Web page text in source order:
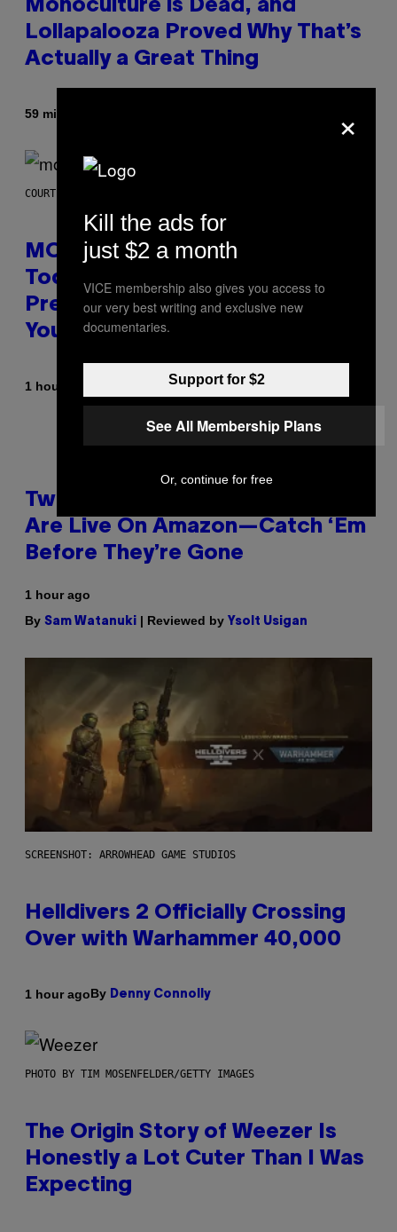
Monoculture is Dead, and
Lollapalooza Proved Why That’s
Actually a Great Thing
59 minutes ago
COURTESY OF MOOD
MOOD’s 4th Birthday Sale Ends
Today— Get Up to 25% Off
Prerolls, Flower, and More While
You Can
1 hour ago Maha Haq| Reviewed by
Two Pokemon TCG Restocks
Are Live On Amazon—Catch ‘Em
Before They’re Gone
1 hour ago
By Sam Watanuki | Reviewed by Ysolt Usigan
SCREENSHOT: ARROWHEAD GAME STUDIOS
Helldivers 2 Officially Crossing
Over with Warhammer 40,000
1 hour agoBy Denny Connolly
PHOTO BY TIM MOSENFELDER/GETTY IMAGES
The Origin Story of Weezer Is
Honestly a Lot Cuter Than I Was
Expecting
×
Kill the ads for
just $2 a month
VICE membership also gives you access to
our very best writing and exclusive new
documentaries.
Support for $2
See All Membership Plans
Or, continue for free